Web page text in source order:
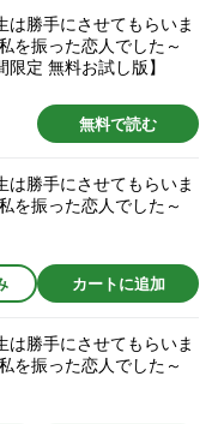
も聖女として見いだされ
人”が現れて……!? 「小説家に
☆ 魔力？ 持ってません。
せてもらいます！ ★電子限
勝手にさせてもらいま
振った恋人でした～
限定 無料お試し版】
無料で読む
勝手にさせてもらいま
振った恋人でした～
カートに追加
勝手にさせてもらいま
振った恋人でした～